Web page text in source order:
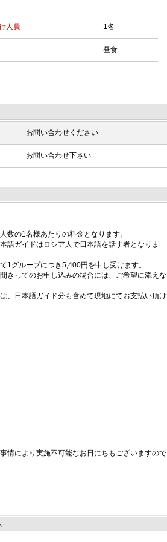
人員 1名
昼食
お問い合わせください
お問い合わせ下さい
数の1名様あたりの料金となります。
語ガイドはロシア人で日本語を話す者となりま
1グループにつき5,400円を申し受けます。
きってのお申し込みの場合には、ご希望に添えな
、日本語ガイド分も含めて現地にてお支払い頂け
情により実施不可能なお日にちもございますので